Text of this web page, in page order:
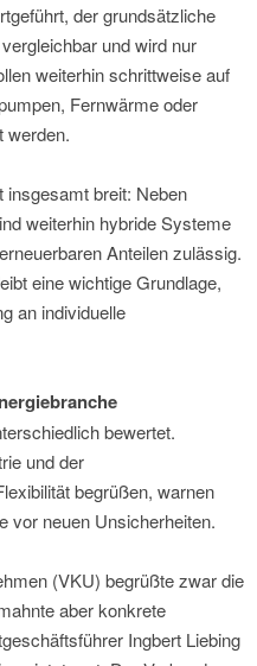
der grundsätzliche
und wird nur
weiterhin schrittweise auf
Fernwärme oder
werden.
insgesamt breit: Neben
weiterhin hybride Systeme
Anteilen zulässig.
eine wichtige Grundlage,
an individuelle
bewertet.
und der
begrüßen, warnen
vor neuen Unsicherheiten.
(VKU) begrüßte zwar die
aber konkrete
Ingbert Liebing